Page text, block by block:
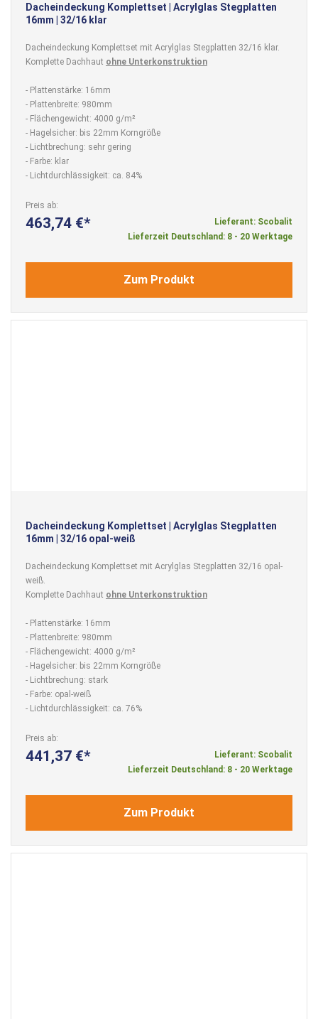
Dacheindeckung Komplettset | Acrylglas Stegplatten
16mm | 32/16 klar
Dacheindeckung Komplettset mit Acrylglas Stegplatten 32/16 klar.
Komplette Dachhaut ohne Unterkonstruktion
- Plattenstärke: 16mm
- Plattenbreite: 980mm
- Flächengewicht: 4000 g/m²
- Hagelsicher: bis 22mm Korngröße
- Lichtbrechung: sehr gering
- Farbe: klar
- Lichtdurchlässigkeit: ca. 84%
Preis ab
463,74 €
Lieferant: Scobalit
Lieferzeit Deutschland: 8 - 20 Werktage
Zum Produkt
Dacheindeckung Komplettset | Acrylglas Stegplatten
16mm | 32/16 opal-weiß
Dacheindeckung Komplettset mit Acrylglas Stegplatten 32/16 opal-
weiß.
Komplette Dachhaut ohne Unterkonstruktion
- Plattenstärke: 16mm
- Plattenbreite: 980mm
- Flächengewicht: 4000 g/m²
- Hagelsicher: bis 22mm Korngröße
- Lichtbrechung: stark
- Farbe: opal-weiß
- Lichtdurchlässigkeit: ca. 76%
Preis ab
441,37 €
Lieferant: Scobalit
Lieferzeit Deutschland: 8 - 20 Werktage
Zum Produkt